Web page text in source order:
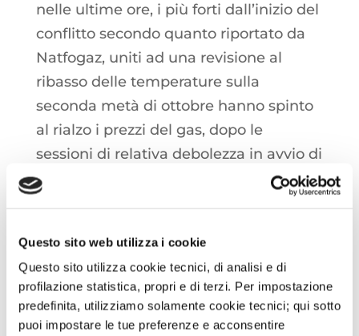
Questo sito web utilizza i cookie
Questo sito utilizza cookie tecnici, di analisi e di
profilazione statistica, propri e di terzi. Per impostazione
predefinita, utilizziamo solamente cookie tecnici; qui sotto
puoi impostare le tue preferenze e acconsentire
nelle ultime ore, i più forti dall’inizio del
conflitto secondo quanto riportato da
Natfogaz, uniti ad una revisione al
ribasso delle temperature sulla
seconda metà di ottobre hanno spinto
al rialzo i prezzi del gas, dopo le
sessioni di relativa debolezza in avvio di
anno termico.
sull’andamento delle piazze europee. A
sorpresa, nella mattinata di ieri, il
Primo Ministro Sebastien Lecornu ha
rassegnato le dimissioni, stante